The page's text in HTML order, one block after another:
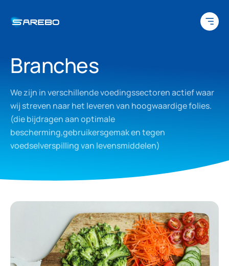
Branches
We zijn in verschillende voedingssectoren actief waar
wij streven naar het leveren van hoogwaardige folies.
(die bijdragen aan optimale
bescherming,gebruikersgemak en tegen
voedselverspilling van levensmiddelen)